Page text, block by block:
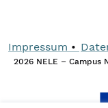
Impressum
2026 NELE – Campus